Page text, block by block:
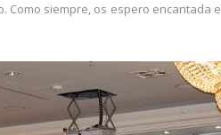
siempre, os espero encantada